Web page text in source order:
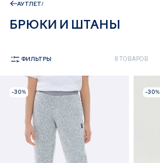
АУТЛЕТ
БРЮКИ И ШТАНЫ
ФИЛЬТРЫ 8 ТОВАРОВ
-30% -30%